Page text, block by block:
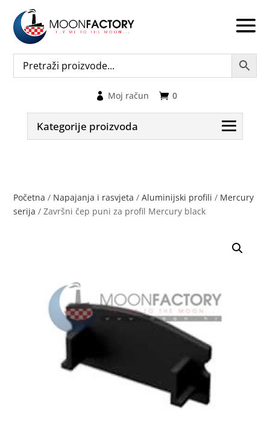
0
Moj račun
Kategorije proizvoda
Početna / Napajanja i rasvjeta /Aluminijski profili / Mercury
serija / Završni čep puni za profil Mercury black